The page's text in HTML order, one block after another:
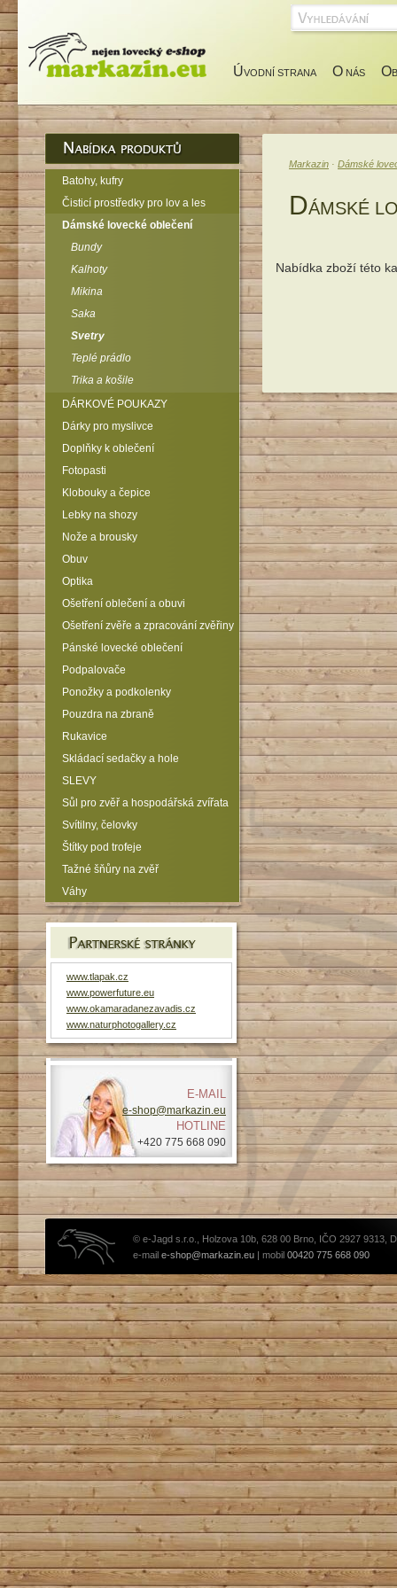
O
O NÁS
ÚVODNÍ STRANA
Markazin · Dámské
DÁMSKÉ
Nabídka zboží této
Batohy, kufry
Čisticí prostředky pro lov a les
Dámské lovecké oblečení
Bundy
Kalhoty
Mikina
Saka
Svetry
Teplé prádlo
Trika a košile
DÁRKOVÉ POUKAZY
Dárky pro myslivce
Doplňky k oblečení
Fotopasti
Klobouky a čepice
Lebky na shozy
Nože a brousky
Obuv
Optika
Ošetření oblečení a obuvi
Ošetření zvěře a zpracování zvěřiny
Pánské lovecké oblečení
Podpalovače
Ponožky a podkolenky
Pouzdra na zbraně
Rukavice
Skládací sedačky a hole
SLEVY
Sůl pro zvěř a hospodářská zvířata
Svítilny, čelovky
Štítky pod trofeje
Tažné šňůry na zvěř
Váhy
www.tlapak.cz
www.powerfuture.eu
www.okamaradanezavadis.cz
www.naturphotogallery.cz
E-MAIL
e-shop@markazin.eu
HOTLINE
+420 775 668 090
© e-Jagd s.r.o., Holzova 10b, 628 00 Brno, IČO 2927 9313,
e-mail e-shop@markazin.eu | mobil 00420 775 668 090